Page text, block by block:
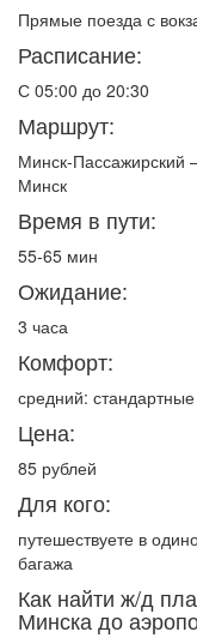
Прямые поезда с
Расписание:
С 05:00 до 20:30
Маршрут:
Минск-Пассажирский
Минск
Время в пути:
55-65 мин
Ожидание:
3 часа
Комфорт:
средний:
Цена:
85 рублей
Для кого:
путешествуете в
багажа
Как найти ж/д
Минска до